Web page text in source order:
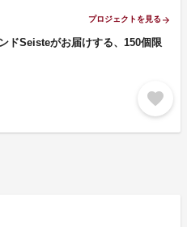
プロジェクトを見る arrow_forward
ドSeisteがお届けする、150個限
favorite